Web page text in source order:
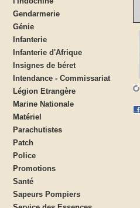
Gendarmerie
Génie
Infanterie
Infanterie d'Afrique
Insignes de béret
Intendance - Commissariat
Légion Etrangère
Marine Nationale
Matériel
Parachutistes
Patch
Police
Promotions
Santé
Sapeurs Pompiers